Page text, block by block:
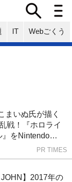
IT Webごくう
まいぬ氏が描く
戦！『ホロライ
』をNintendo
PR TIMES
JOHN】2017年の